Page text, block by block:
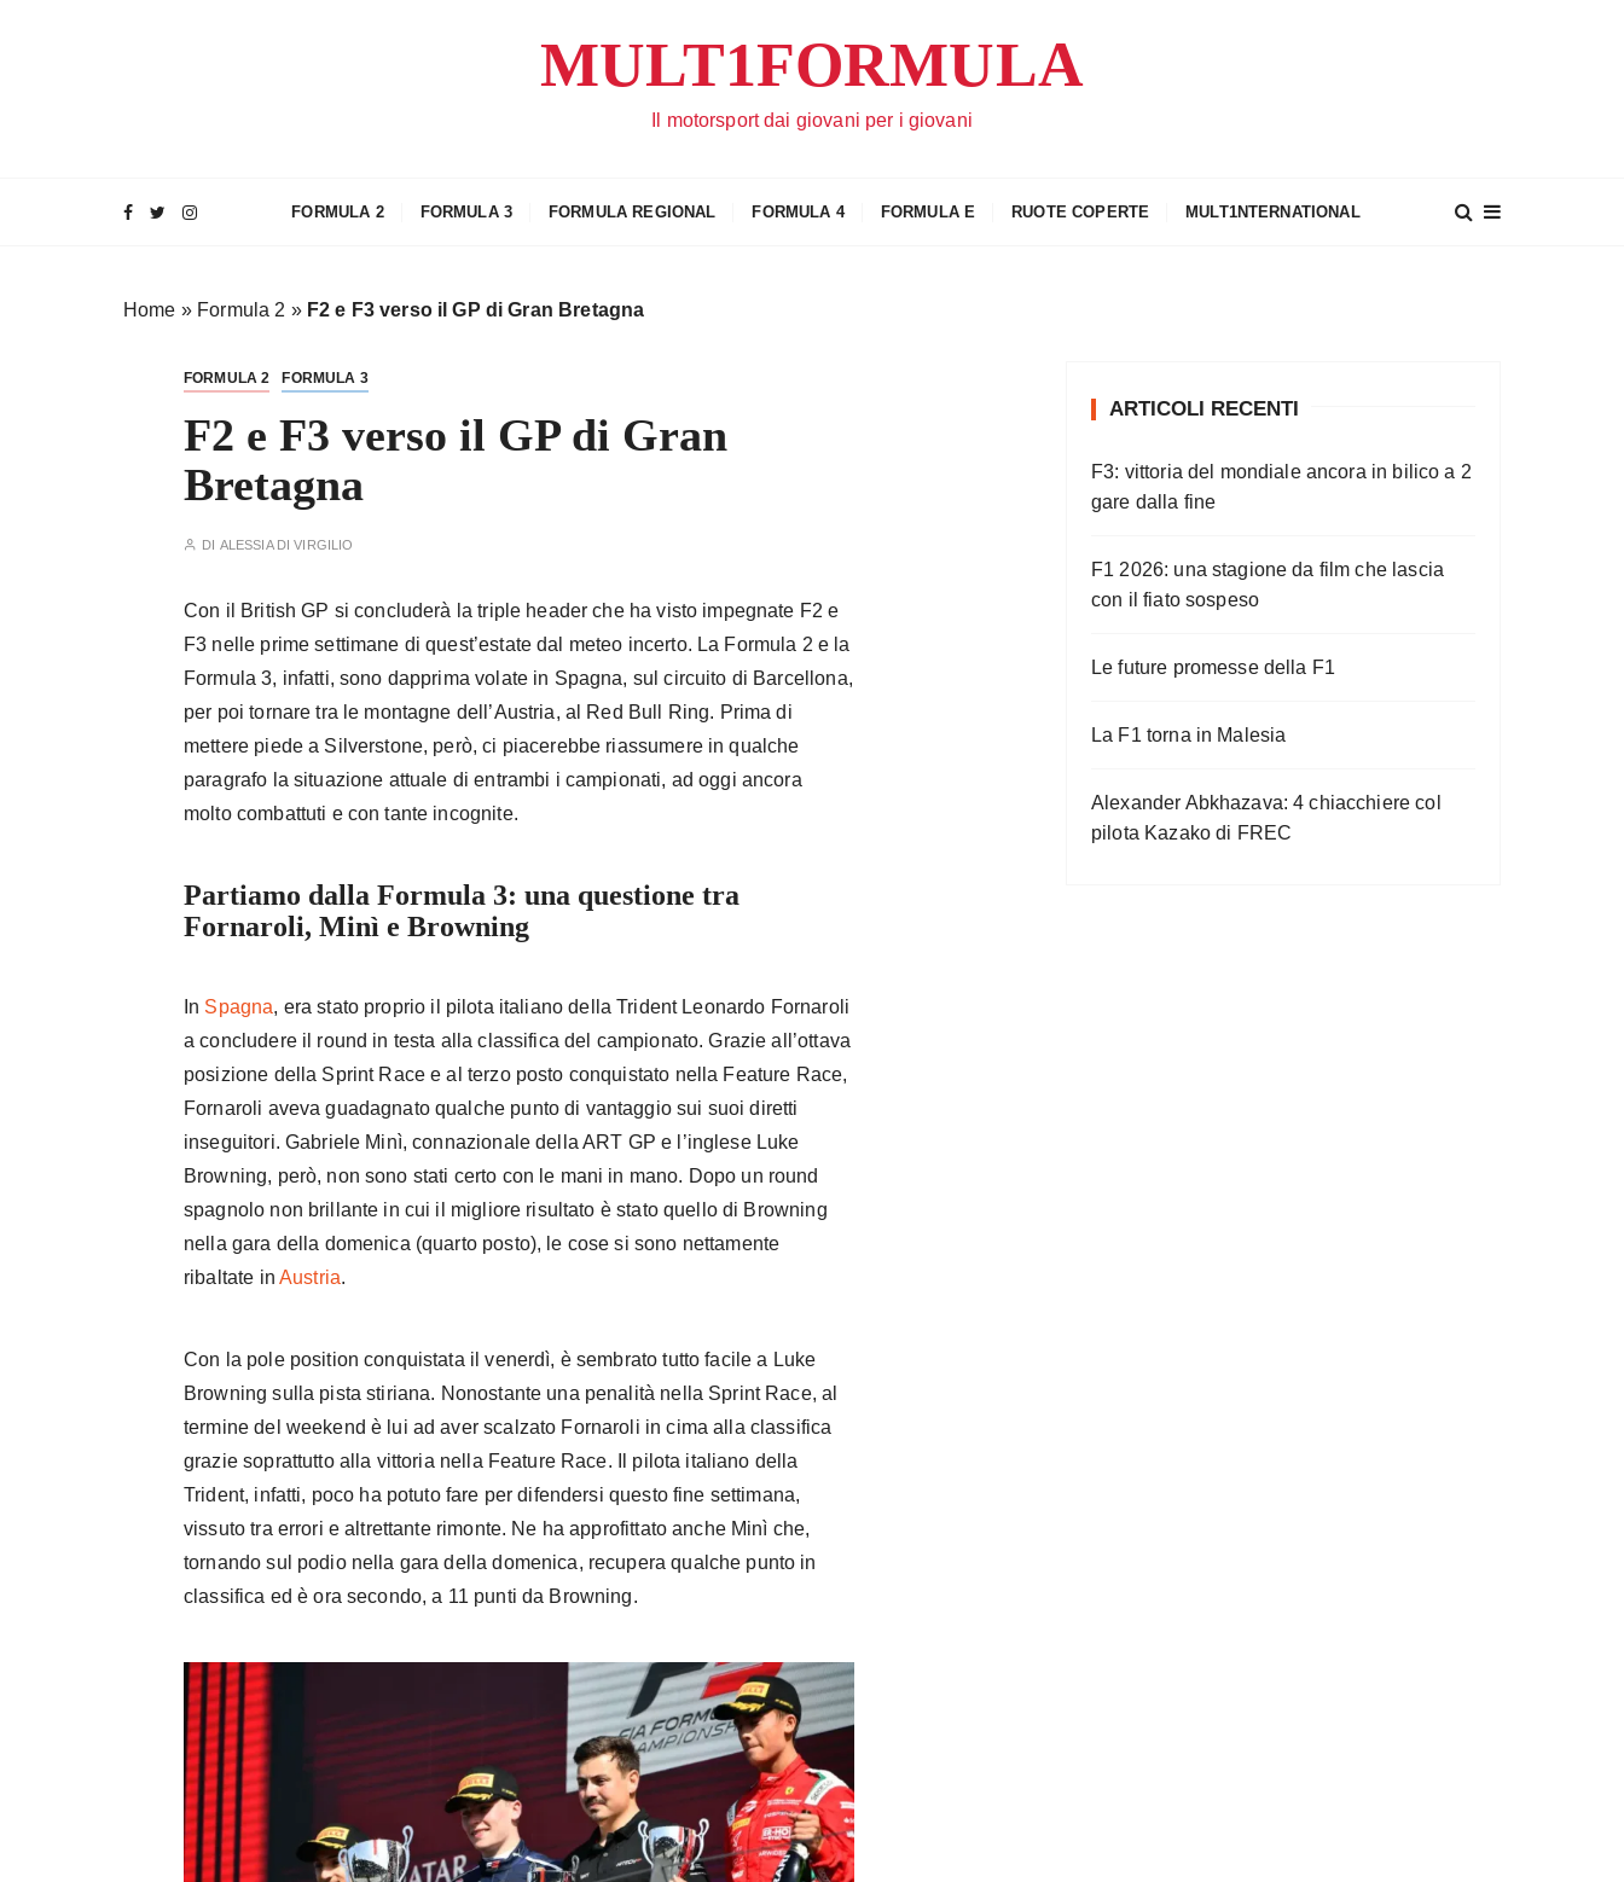
MULT1FORMULA
Il motorsport dai giovani per i giovani
FORMULA 2 FORMULA 3 FORMULA REGIONAL FORMULA 4 FORMULA E RUOTE COPERTE MULT1NTERNATIONAL
Home » Formula 2 » F2 e F3 verso il GP di Gran Bretagna
FORMULA 2 FORMULA 3
F2 e F3 verso il GP di Gran
Bretagna
DI ALESSIA DI VIRGILIO
Con il British GP si concluderà la triple header che ha visto impegnate F2 e
F3 nelle prime settimane di quest’estate dal meteo incerto. La Formula 2 e la
Formula 3, infatti, sono dapprima volate in Spagna, sul circuito di Barcellona,
per poi tornare tra le montagne dell’Austria, al Red Bull Ring. Prima di
mettere piede a Silverstone, però, ci piacerebbe riassumere in qualche
paragrafo la situazione attuale di entrambi i campionati, ad oggi ancora
molto combattuti e con tante incognite.
Partiamo dalla Formula 3: una questione tra
Fornaroli, Minì e Browning
In Spagna, era stato proprio il pilota italiano della Trident Leonardo Fornaroli
a concludere il round in testa alla classifica del campionato. Grazie all’ottava
posizione della Sprint Race e al terzo posto conquistato nella Feature Race,
Fornaroli aveva guadagnato qualche punto di vantaggio sui suoi diretti
inseguitori. Gabriele Minì, connazionale della ART GP e l’inglese Luke
Browning, però, non sono stati certo con le mani in mano. Dopo un round
spagnolo non brillante in cui il migliore risultato è stato quello di Browning
nella gara della domenica (quarto posto), le cose si sono nettamente
ribaltate in Austria.
Con la pole position conquistata il venerdì, è sembrato tutto facile a Luke
Browning sulla pista stiriana. Nonostante una penalità nella Sprint Race, al
termine del weekend è lui ad aver scalzato Fornaroli in cima alla classifica
grazie soprattutto alla vittoria nella Feature Race. Il pilota italiano della
Trident, infatti, poco ha potuto fare per difendersi questo fine settimana,
vissuto tra errori e altrettante rimonte. Ne ha approfittato anche Minì che,
tornando sul podio nella gara della domenica, recupera qualche punto in
classifica ed è ora secondo, a 11 punti da Browning.
ARTICOLI RECENTI
F3: vittoria del mondiale ancora in bilico a 2
gare dalla fine
F1 2026: una stagione da film che lascia
con il fiato sospeso
Le future promesse della F1
La F1 torna in Malesia
Alexander Abkhazava: 4 chiacchiere col
pilota Kazako di FREC